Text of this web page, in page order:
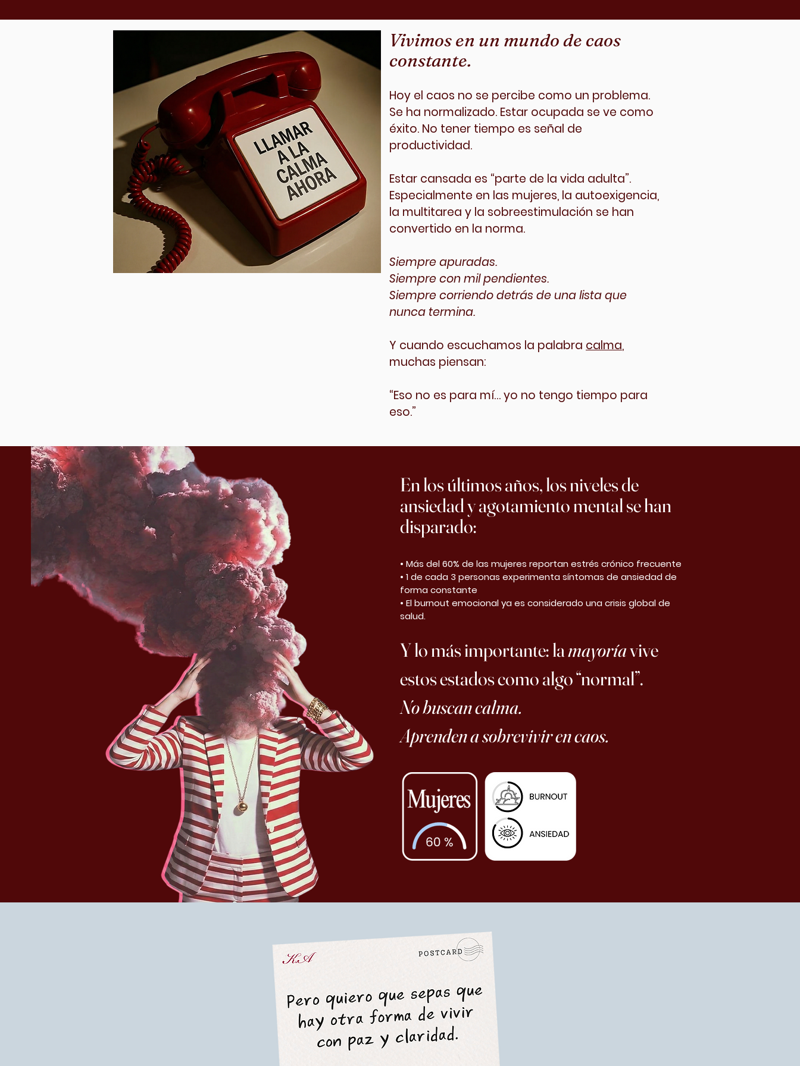
Vivimos en un mundo de caos
constante.
Hoy el caos no se percibe como un problema.
Se ha normalizado. Estar ocupada se ve como
éxito. No tener tiempo es señal de
productividad.
Estar cansada es “parte de la vida adulta”.
Especialmente en las mujeres, la autoexigencia,
la multitarea y la sobreestimulación se han
convertido en la norma.
Siempre apuradas.
Siempre con mil pendientes.
Siempre corriendo detrás de una lista que
nunca termina.
Y cuando escuchamos la palabra calma,
muchas piensan:
“Eso no es para mí… yo no tengo tiempo para
eso.”
En los últimos años, los niveles de
ansiedad y agotamiento mental se han
disparado:
• Más del 60% de las mujeres reportan estrés crónico frecuente
• 1 de cada 3 personas experimenta síntomas de ansiedad de
forma constante
• El burnout emocional ya es considerado una crisis global de
salud.
Y lo más importante: lamayoríavive
estos estados como algo “normal”.
No buscan calma.
Aprenden a sobrevivir en caos.